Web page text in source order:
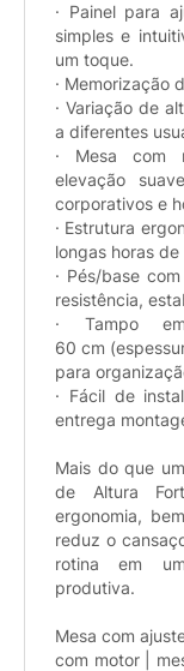
· Painel para
simples e
um toque.
· Memorização
· Variação de
a diferentes
· Mesa com
elevação
corporativos e
· Estrutura
longas horas de
· Pés/base
resistência,
· Tampo
60 cm
para
· Fácil de
entrega
Mais do que
de Altura
ergonomia,
reduz o
rotina em
produtiva.
Mesa com
com motor |